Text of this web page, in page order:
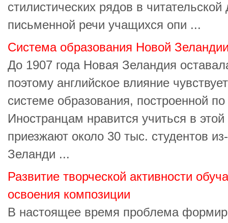
стилистических рядов в
письменной речи учащихся опи ...
Система образования Новой
До 1907 года Новая Зеландия
поэтому английское влияние
системе образования, построенной
Иностранцам нравится учиться в
приезжают около 30 тыс. студентов
Зеланди ...
Развитие творческой активности
освоения композиции
В настоящее время проблема